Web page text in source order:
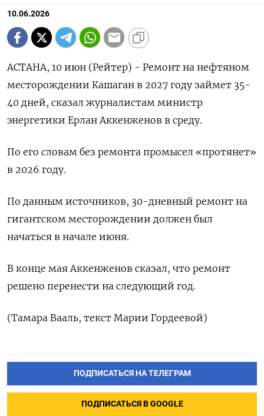
10.06.2026
АСТАНА, 10 июн (Рейтер) - Ремонт на ‌нефтяном
месторождении Кашаган в 2027 ​году займет ​35-
40 ​дней, ⁠сказал ‌журналистам министр
энергетики ‌Ерлан Аккенженов в ​среду.
По его ‌словам без ​ремонта промысел «протянет»
‌в 2026 году.
По данным ​источников, ​30-дневный ‌ремонт на
гигантском месторождении ​должен был
начаться в начале июня.
В конце мая ​Аккенженов ⁠сказал, что ремонт
‌решено перенести на ‌следующий год.
(Тамара Вааль, ​текст Марии ‌Гордеевой)
ПОДПИСАТЬСЯ НА ТЕЛЕГРАМ
ПОДПИСАТЬСЯ В GOOGLE